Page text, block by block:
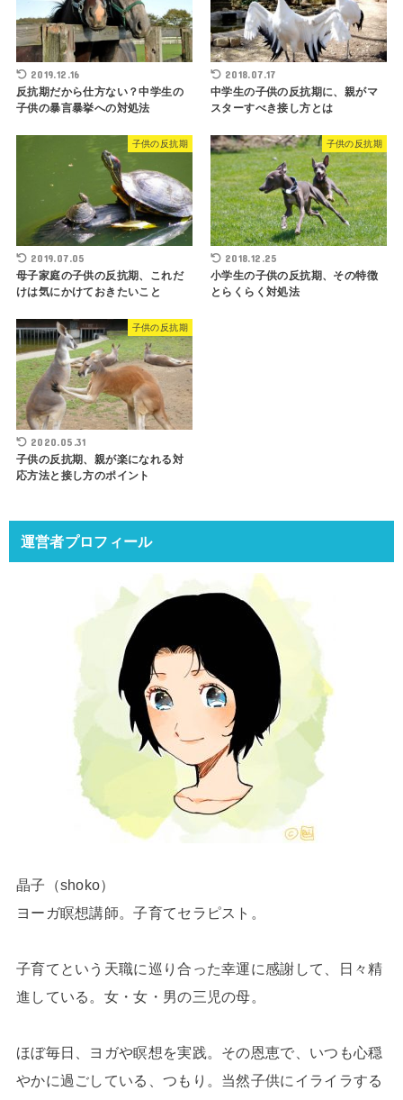
2019.12.16
反抗期だから仕方ない？中学生の
子供の暴言暴挙への対処法
2018.07.17
中学生の子供の反抗期に、親がマ
スターすべき接し方とは
子供の反抗期
2019.07.05
母子家庭の子供の反抗期、これだ
けは気にかけておきたいこと
子供の反抗期
2018.12.25
小学生の子供の反抗期、その特徴
とらくらく対処法
子供の反抗期
2020.05.31
子供の反抗期、親が楽になれる対
応方法と接し方のポイント
運営者プロフィール
晶子（shoko）
ヨーガ瞑想講師。子育てセラピスト。
子育てという天職に巡り合った幸運に感謝して、日々精
進している。女・女・男の三児の母。
ほぼ毎日、ヨガや瞑想を実践。その恩恵で、いつも心穏
やかに過ごしている、つもり。当然子供にイライラする